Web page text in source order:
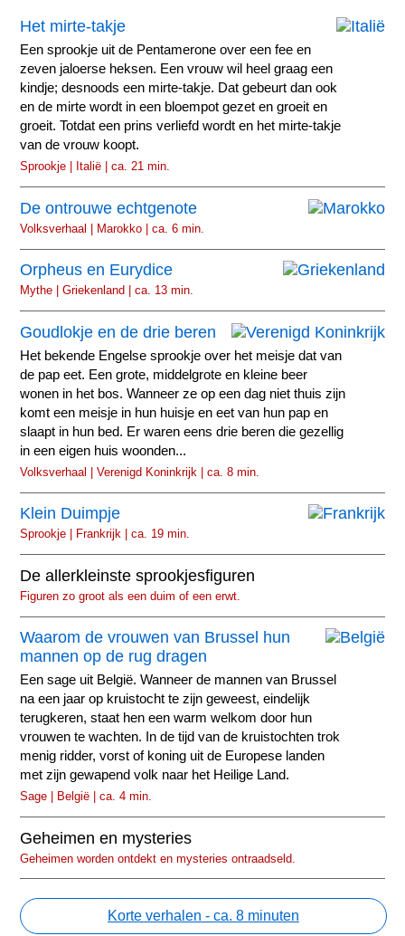
Het mirte-takje
Een sprookje uit de Pentamerone over een fee en
zeven jaloerse heksen. Een vrouw wil heel graag een
kindje; desnoods een mirte-takje. Dat gebeurt dan ook
en de mirte wordt in een bloempot gezet en groeit en
groeit. Totdat een prins verliefd wordt en het mirte-takje
van de vrouw koopt.
Sprookje | Italië | ca. 21 min.
De ontrouwe echtgenote
Volksverhaal | Marokko | ca. 6 min.
Orpheus en Eurydice
Mythe | Griekenland | ca. 13 min.
Goudlokje en de drie beren
Het bekende Engelse sprookje over het meisje dat van
de pap eet. Een grote, middelgrote en kleine beer
wonen in het bos. Wanneer ze op een dag niet thuis zijn
komt een meisje in hun huisje en eet van hun pap en
slaapt in hun bed. Er waren eens drie beren die gezellig
in een eigen huis woonden...
Volksverhaal | Verenigd Koninkrijk | ca. 8 min.
Klein Duimpje
Sprookje | Frankrijk | ca. 19 min.
De allerkleinste sprookjesfiguren
Figuren zo groot als een duim of een erwt.
Waarom de vrouwen van Brussel hun
mannen op de rug dragen
Een sage uit België. Wanneer de mannen van Brussel
na een jaar op kruistocht te zijn geweest, eindelijk
terugkeren, staat hen een warm welkom door hun
vrouwen te wachten. In de tijd van de kruistochten trok
menig ridder, vorst of koning uit de Europese landen
met zijn gewapend volk naar het Heilige Land.
Sage | België | ca. 4 min.
Geheimen en mysteries
Geheimen worden ontdekt en mysteries ontraadseld.
Korte verhalen - ca. 8 minuten